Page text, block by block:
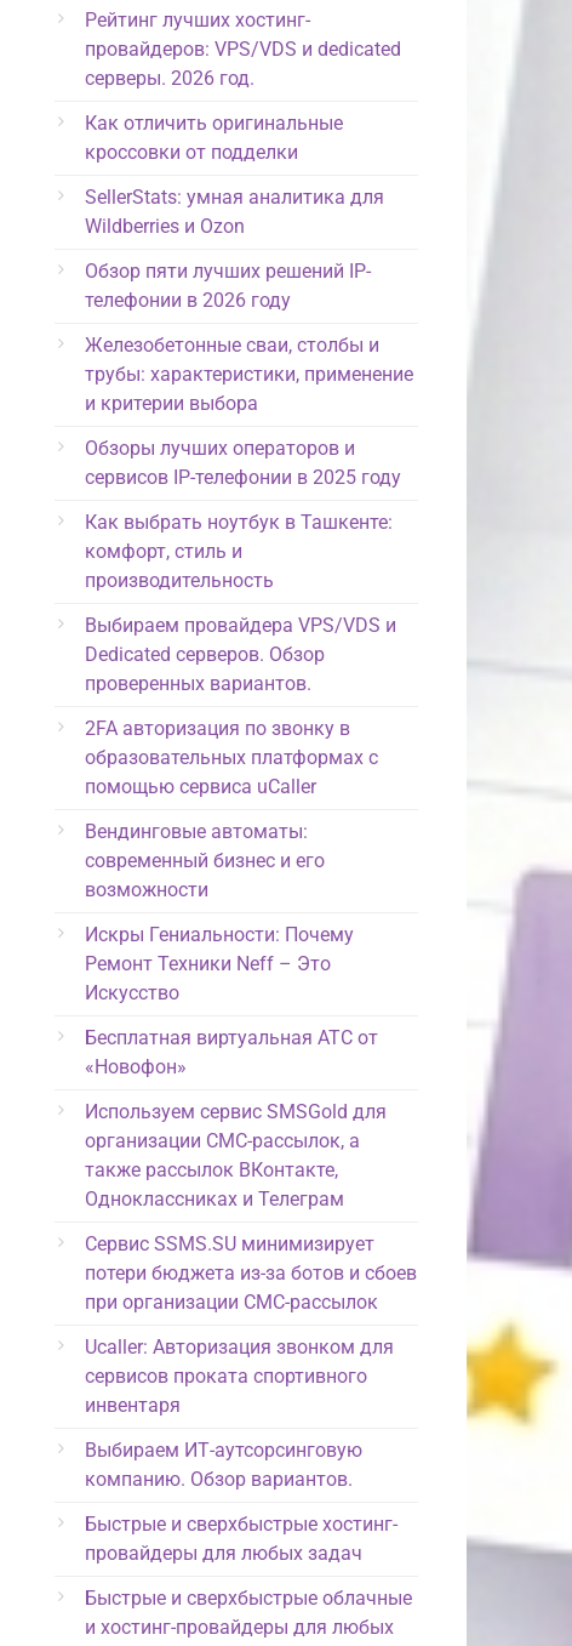
Рейтинг лучших хостинг-
провайдеров: VPS/VDS и dedicated
серверы. 2026 год.
Как отличить оригинальные
кроссовки от подделки
SellerStats: умная аналитика для
Wildberries и Ozon
Обзор пяти лучших решений IP-
телефонии в 2026 году
Железобетонные сваи, столбы и
трубы: характеристики, применение
и критерии выбора
Обзоры лучших операторов и
сервисов IP-телефонии в 2025 году
Как выбрать ноутбук в Ташкенте:
комфорт, стиль и
производительность
Выбираем провайдера VPS/VDS и
Dedicated серверов. Обзор
проверенных вариантов.
2FA авторизация по звонку в
образовательных платформах с
помощью сервиса uCaller
Вендинговые автоматы:
современный бизнес и его
возможности
Искры Гениальности: Почему
Ремонт Техники Neff – Это
Искусство
Бесплатная виртуальная АТС от
«Новофон»
Используем сервис SMSGold для
организации СМС-рассылок, а
также рассылок ВКонтакте,
Одноклассниках и Телеграм
Сервис SSMS.SU минимизирует
потери бюджета из-за ботов и сбоев
при организации СМС-рассылок
Ucaller: Авторизация звонком для
сервисов проката спортивного
инвентаря
Выбираем ИТ-аутсорсинговую
компанию. Обзор вариантов.
Быстрые и сверхбыстрые хостинг-
провайдеры для любых задач
Быстрые и сверхбыстрые облачные
и хостинг-провайдеры для любых